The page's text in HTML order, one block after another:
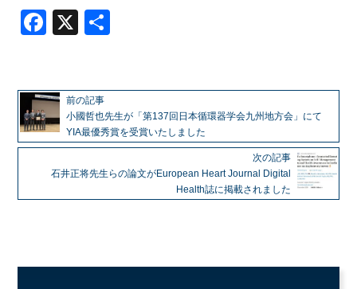
Facebook
X
前の記事
小國哲也先生が「第137回日本循環器学会九州地方会」にて
YIA最優秀賞を受賞いたしました
次の記事
石井正将先生らの論文がEuropean Heart Journal Digital
Health誌に掲載されました